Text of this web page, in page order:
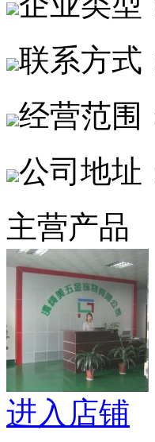
联系方式
经营范围
公司地址
主营产品
进入店铺